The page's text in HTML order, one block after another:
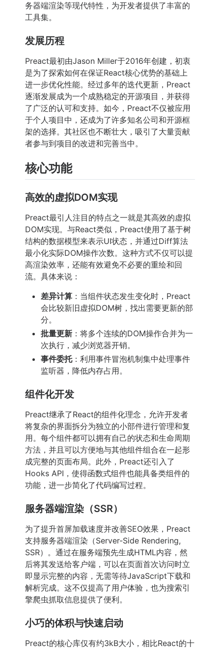
务器端渲染等现代特性，为开发者提供了丰富的
工具集。
发展历程
Preact最初由Jason Miller于2016年创建，初衷
是为了探索如何在保证React核心优势的基础上
进一步优化性能。经过多年的迭代更新，Preact
逐渐发展成为一个成熟稳定的开源项目，并获得
了广泛的认可和支持。如今，Preact不仅被应用
于个人项目中，还成为了许多知名公司和开源框
架的选择。其社区也不断壮大，吸引了大量贡献
者参与到项目的改进和完善当中。
核心功能
高效的虚拟DOM实现
Preact最引人注目的特点之一就是其高效的虚拟
DOM实现。与React类似，Preact使用了基于树
结构的数据模型来表示UI状态，并通过Diff算法
最小化实际DOM操作次数。这种方式不仅可以提
高渲染效率，还能有效避免不必要的重绘和回
流。具体来说：
差异计算 ：当组件状态发生变化时，Preact
会比较新旧虚拟DOM树，找出需要更新的部
分。
批量更新 ：将多个连续的DOM操作合并为一
次执行，减少浏览器开销。
事件委托：利用事件冒泡机制集中处理事件
监听器，降低内存占用。
组件化开发
Preact继承了React的组件化理念，允许开发者
将复杂的界面拆分为独立的小部件进行管理和复
用。每个组件都可以拥有自己的状态和生命周期
方法，并且可以方便地与其他组件组合在一起形
成完整的页面布局。此外，Preact还引入了
Hooks API，使得函数式组件也能具备类组件的
功能，进一步简化了代码编写过程。
服务器端渲染（SSR）
为了提升首屏加载速度并改善SEO效果，Preact
支持服务器端渲染（Server-Side Rendering,
SSR）。通过在服务端预先生成HTML内容，然
后将其发送给客户端，可以在页面首次访问时立
即显示完整的内容，无需等待JavaScript下载和
解析完成。这不仅提高了用户体验，也为搜索引
擎爬虫抓取信息提供了便利。
小巧的体积与快速启动
Preact的核心库仅有约3kB大小，相比React的十